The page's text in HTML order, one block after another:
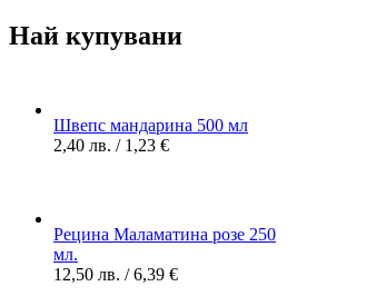
Най купувани
Швепс мандарина 500 мл
2,40 лв. / 1,23 €
Рецина Маламатина розе 250
мл.
12,50 лв. / 6,39 €